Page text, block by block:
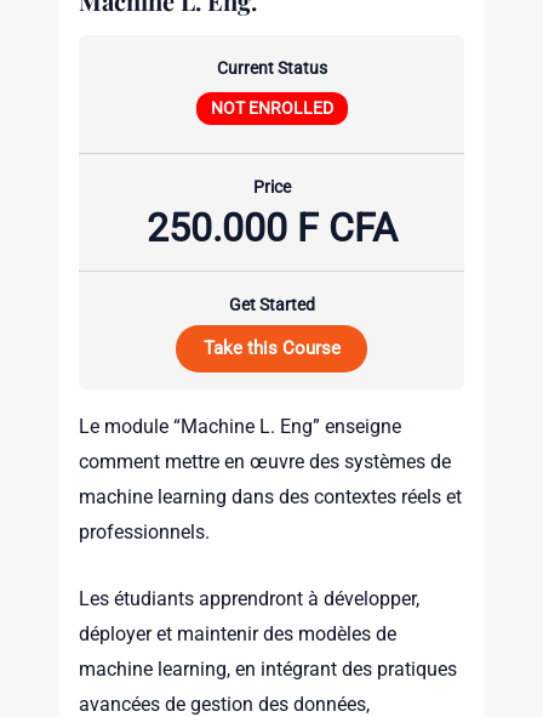
Current Status
NOT ENROLLED
Price
250.000 F CFA
Get Started
Take this Course
Le module “Machine L. Eng” enseigne
comment mettre en œuvre des systèmes de
machine learning dans des contextes réels et
professionnels.
Les étudiants apprendront à développer,
déployer et maintenir des modèles de
machine learning, en intégrant des pratiques
avancées de gestion des données,